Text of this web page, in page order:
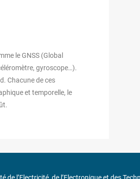
le GNSS (Global
gyroscope…).
Chacune de ces
et temporelle, le
de l’Electricité, de l’Electronique et des